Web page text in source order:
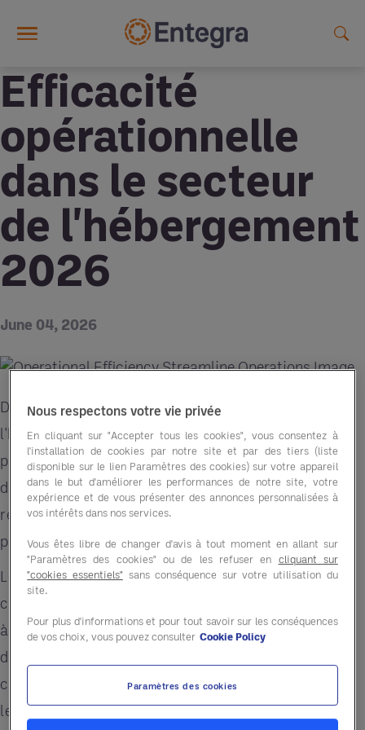
Efficacité
opérationnelle
dans le secteur
de l'hébergement
2026
June 04, 2026
Dans le secteur de la restauration et de
l'hôtellerie d'aujourd'hui, la réussite ne se résume
plus à la seule réduction des coûts : il s'agit
désormais de travailler plus intelligemment, de
renforcer les systèmes et de générer des
performances à long terme.
Les exploitants sont confrontés à une pression
constante due à la hausse des coûts alimentaires,
à la pénurie de main-d'œuvre et aux perturbations
de la chaîne d'approvisionnement. En
conséquence, nombreux sont ceux qui repensent
leur gestion des achats et cherchent à identifier
Nous respectons votre vie privée
En cliquant sur "Accepter tous les cookies", vous consentez à
l'installation de cookies par notre site et par des tiers (liste
disponible sur le lien Paramètres des cookies) sur votre appareil
dans le but d'améliorer les performances de notre site, votre
expérience et de vous présenter des annonces personnalisées à
vos intérêts dans nos services.
Vous êtes libre de changer d'avis à tout moment en allant sur
"Paramètres des cookies" ou de les refuser en cliquant sur
"cookies essentiels" sans conséquence sur votre utilisation du
site.
Pour plus d'informations et pour tout savoir sur les conséquences
de vos choix, vous pouvez consulter Cookie Policy
Paramètres des cookies